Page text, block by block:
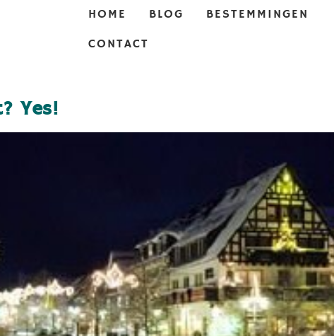
HOME BLOG BESTEMMINGEN
CONTACT
Yes!